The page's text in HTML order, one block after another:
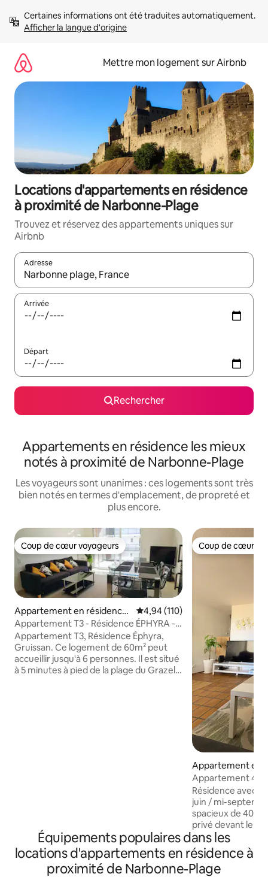
directement
Afficher la langue d'origine
Mettre mon logement sur Airbnb
Locations d'appartements en résidence
à proximité de Narbonne-Plage
Trouvez et réservez des appartements uniques sur
Airbnb
Adresse
Lorsque les résultats s'affichent, utilisez les flèches vers le
Arrivée
Départ
Rechercher
Appartements en résidence les mieux
notés à proximité de Narbonne-Plage
Les voyageurs sont unanimes : ces logements sont très
bien notés en termes d'emplacement, de propreté et
plus encore.
Coup de cœur voyageurs
Coup de cœur voyageurs
Appartement en résidence
⋅ Gruissan
Évaluation moyenne sur la
4,94 (110)
Appartement T3 - Résidence ÉPHYRA -
60m²
Appartement T3, Résidence Éphyra,
Gruissan. Ce logement de 60m² peut
accueillir jusqu'à 6 personnes. Il est situé
à 5 minutes à pied de la plage du Grazel.
Coup de cœur
Coup de cœur
Appartement en
Narbonne
Appartement 40
piscine, clim.
Résidence avec
juin / mi-
spacieux de 40
privé devant le
d’une chambre
160x200, une
lavabo, un WC
à vivre avec
Équipements populaires dans les
locations d'appartements en résidence à
proximité de Narbonne-Plage